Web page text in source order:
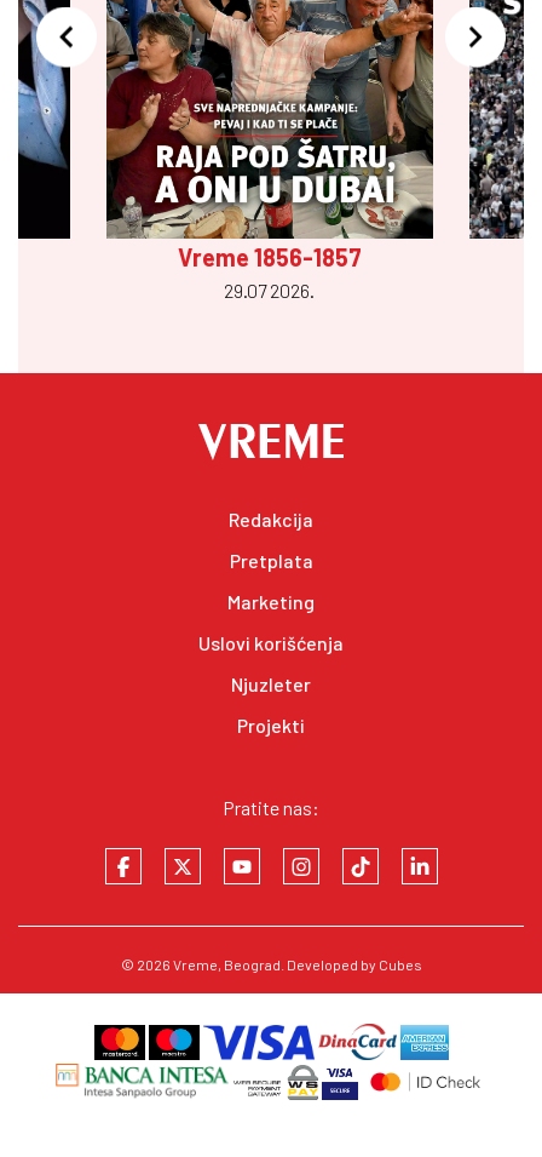
Vreme 1856-1857
29.07 2026.
Redakcija
Pretplata
Marketing
Uslovi korišćenja
Njuzleter
Projekti
Pratite nas:
© 2026 Vreme, Beograd. Developed by Cubes